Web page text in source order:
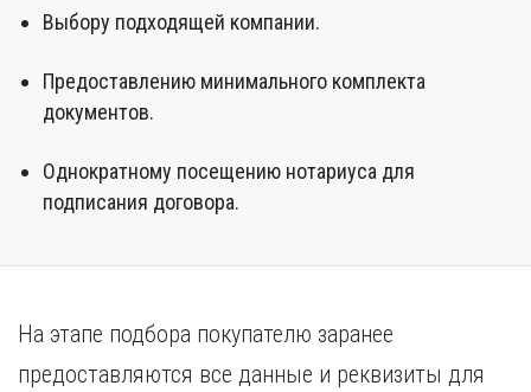
Выбору подходящей компании.
Предоставлению минимального комплекта
документов.
Однократному посещению нотариуса для
подписания договора.
На этапе подбора покупателю заранее
предоставляются все данные и реквизиты для